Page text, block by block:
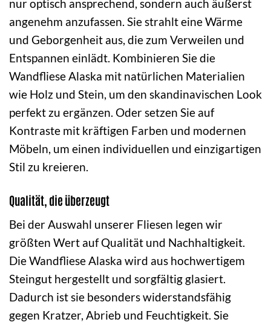
nur optisch ansprechend, sondern auch äußerst
angenehm anzufassen. Sie strahlt eine Wärme
und Geborgenheit aus, die zum Verweilen und
Entspannen einlädt. Kombinieren Sie die
Wandfliese Alaska mit natürlichen Materialien
wie Holz und Stein, um den skandinavischen Look
perfekt zu ergänzen. Oder setzen Sie auf
Kontraste mit kräftigen Farben und modernen
Möbeln, um einen individuellen und einzigartigen
Stil zu kreieren.
Qualität, die überzeugt
Bei der Auswahl unserer Fliesen legen wir
größten Wert auf Qualität und Nachhaltigkeit.
Die Wandfliese Alaska wird aus hochwertigem
Steingut hergestellt und sorgfältig glasiert.
Dadurch ist sie besonders widerstandsfähig
gegen Kratzer, Abrieb und Feuchtigkeit. Sie